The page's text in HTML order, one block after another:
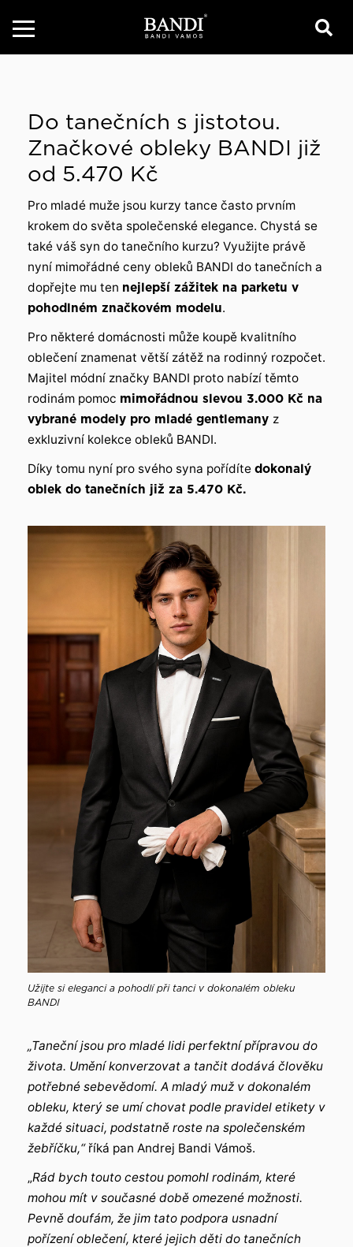
Do tanečních s jistotou.
Značkové obleky BANDI již
od 5.470 Kč
Pro mladé muže jsou kurzy tance často prvním
krokem do světa společenské elegance. Chystá se
také váš syn do tanečního kurzu? Využijte právě
nyní mimořádné ceny obleků BANDI do tanečních a
dopřejte mu ten nejlepší zážitek na parketu v
pohodlném značkovém modelu.
Pro některé domácnosti může koupě kvalitního
oblečení znamenat větší zátěž na rodinný rozpočet.
Majitel módní značky BANDI proto nabízí těmto
rodinám pomoc mimořádnou slevou 3.000 Kč na
vybrané modely pro mladé gentlemany z
exkluzivní kolekce obleků BANDI.
Díky tomu nyní pro svého syna pořídíte dokonalý
oblek do tanečních již za 5.470 Kč.
Užijte si eleganci a pohodlí při tanci v dokonalém obleku
BANDI
„Taneční jsou pro mladé lidi perfektní přípravou do
života. Umění konverzovat a tančit dodává člověku
potřebné sebevědomí. A mladý muž v dokonalém
obleku, který se umí chovat podle pravidel etikety v
každé situaci, podstatně roste na společenském
žebříčku,“ říká pan Andrej Bandi Vámoš.
„Rád bych touto cestou pomohl rodinám, které
mohou mít v současné době omezené možnosti.
Pevně doufám, že jim tato podpora usnadní
pořízení oblečení, které jejich děti do tanečních